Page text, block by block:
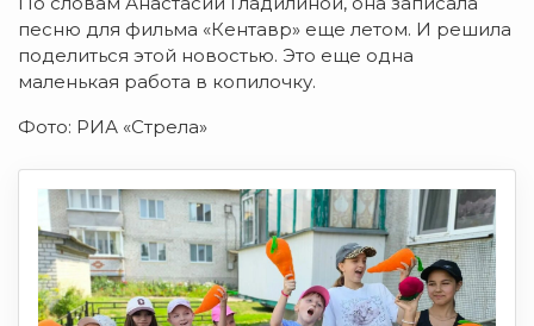
песню для фильма «Кентавр» еще летом. И решила
поделиться этой новостью. Это еще одна
маленькая работа в копилочку.
Фото: РИА «Стрела»